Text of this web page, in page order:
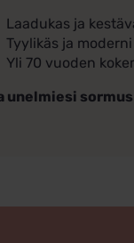
Laadukas ja
Tyylikäs ja
Yli 70 vuoden
unelmiesi